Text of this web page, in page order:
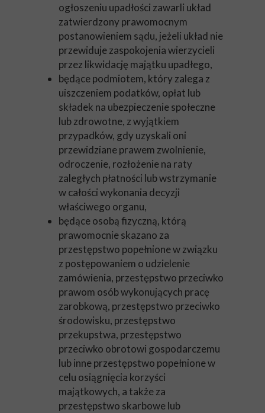
ogłoszeniu upadłości zawarli układ
zatwierdzony prawomocnym
postanowieniem sądu, jeżeli układ nie
przewiduje zaspokojenia wierzycieli
przez likwidację majątku upadłego,
będące podmiotem, który zalega z
uiszczeniem podatków, opłat lub
składek na ubezpieczenie społeczne
lub zdrowotne, z wyjątkiem
przypadków, gdy uzyskali oni
przewidziane prawem zwolnienie,
odroczenie, rozłożenie na raty
zaległych płatności lub wstrzymanie
w całości wykonania decyzji
właściwego organu,
będące osobą fizyczną, którą
prawomocnie skazano za
przestępstwo popełnione w związku
z postępowaniem o udzielenie
zamówienia, przestępstwo przeciwko
prawom osób wykonujących pracę
zarobkową, przestępstwo przeciwko
środowisku, przestępstwo
przekupstwa, przestępstwo
przeciwko obrotowi gospodarczemu
lub inne przestępstwo popełnione w
celu osiągnięcia korzyści
majątkowych, a także za
przestępstwo skarbowe lub